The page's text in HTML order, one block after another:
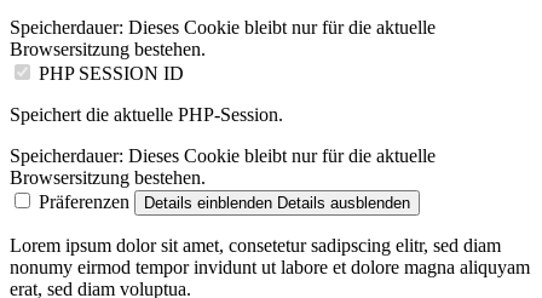
Speicherdauer: Dieses Cookie bleibt nur für die aktuelle
Browsersitzung bestehen.
PHP SESSION ID
Speichert die aktuelle PHP-Session.
Speicherdauer: Dieses Cookie bleibt nur für die aktuelle
Browsersitzung bestehen.
Präferenzen
Details einblenden Details ausblenden
Lorem ipsum dolor sit amet, consetetur sadipscing elitr, sed diam
nonumy eirmod tempor invidunt ut labore et dolore magna aliquyam
erat, sed diam voluptua.